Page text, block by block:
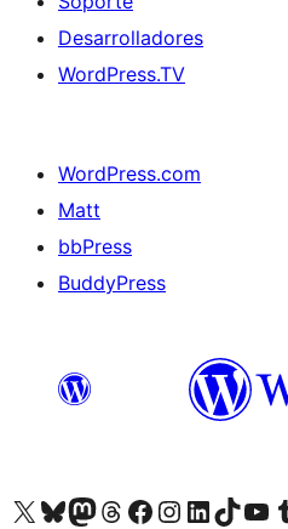
Desarrolladores
WordPress.TV
WordPress.com
Matt
bbPress
BuddyPress
Visit our X (formerly Twitter) account
Visit our Bluesky account
Visita nuestra cuenta de Twitter
Visit our Threads account
Visita nuestra página de Facebook
Visite nuestra cuenta de
Visit our LinkedIn
Visit our TikTok
Visit our